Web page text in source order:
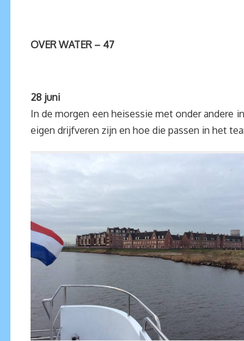
OVER WATER – 47
28 juni
In de morgen een heisessie met onder andere
eigen drijfveren zijn en hoe die passen in het